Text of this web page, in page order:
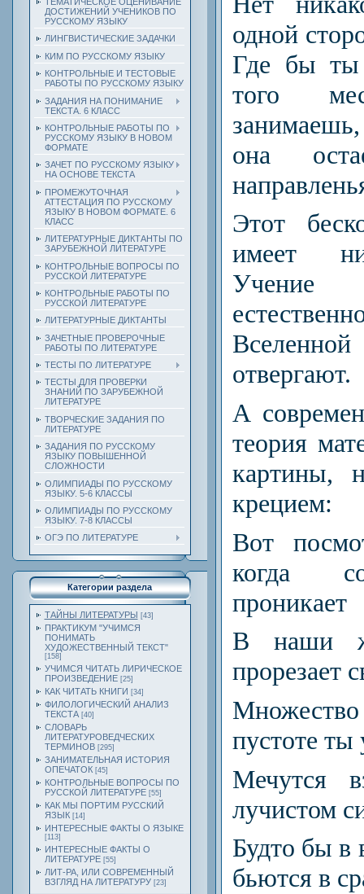
ДОСТИЖЕНИЙ УЧЕНИКОВ ПО
РУССКОМУ ЯЗЫКУ
ЛИНГВИСТИЧЕСКИЕ ЗАДАЧКИ
КИМ ПО РУССКОМУ ЯЗЫКУ
КОНТРОЛЬНЫЕ И ТЕСТОВЫЕ
РАБОТЫ ПО РУССКОМУ ЯЗЫКУ
ЗАДАНИЯ НА ПОНИМАНИЕ
ТЕКСТА. 6 КЛАСС
КОНТРОЛЬНЫЕ РАБОТЫ ПО
РУССКОМУ ЯЗЫКУ В НОВОМ
ФОРМАТЕ
ЗАЧЕТ ПО РУССКОМУ ЯЗЫКУ
НА ОСНОВЕ ТЕКСТА
ПРОМЕЖУТОЧНАЯ
АТТЕСТАЦИЯ ПО РУССКОМУ
ЯЗЫКУ В НОВОМ ФОРМАТЕ. 6
КЛАСС
ЛИТЕРАТУРНЫЕ ДИКТАНТЫ ПО
ЗАРУБЕЖНОЙ ЛИТЕРАТУРЕ
КОНТРОЛЬНЫЕ ВОПРОСЫ ПО
РУССКОЙ ЛИТЕРАТУРЕ
КОНТРОЛЬНЫЕ РАБОТЫ ПО
РУССКОЙ ЛИТЕРАТУРЕ
ЛИТЕРАТУРНЫЕ ДИКТАНТЫ
ЗАЧЕТНЫЕ ПРОВЕРОЧНЫЕ
РАБОТЫ ПО ЛИТЕРАТУРЕ
ТЕСТЫ ПО ЛИТЕРАТУРЕ
ТЕСТЫ ДЛЯ ПРОВЕРКИ
ЗНАНИЙ ПО ЗАРУБЕЖНОЙ
ЛИТЕРАТУРЕ
ТВОРЧЕСКИЕ ЗАДАНИЯ ПО
ЛИТЕРАТУРЕ
ЗАДАНИЯ ПО РУССКОМУ
ЯЗЫКУ ПОВЫШЕННОЙ
СЛОЖНОСТИ
ОЛИМПИАДЫ ПО РУССКОМУ
ЯЗЫКУ. 5-6 КЛАССЫ
ОЛИМПИАДЫ ПО РУССКОМУ
ЯЗЫКУ. 7-8 КЛАССЫ
ОГЭ ПО ЛИТЕРАТУРЕ
Категории раздела
ТАЙНЫ ЛИТЕРАТУРЫ [43]
ПРАКТИКУМ "УЧИМСЯ
ПОНИМАТЬ
ХУДОЖЕСТВЕННЫЙ ТЕКСТ"
[158]
УЧИМСЯ ЧИТАТЬ ЛИРИЧЕСКОЕ
ПРОИЗВЕДЕНИЕ [25]
КАК ЧИТАТЬ КНИГИ [34]
ФИЛОЛОГИЧЕСКИЙ АНАЛИЗ
ТЕКСТА [40]
СЛОВАРЬ
ЛИТЕРАТУРОВЕДЧЕСКИХ
ТЕРМИНОВ [295]
ЗАНИМАТЕЛЬНАЯ ИСТОРИЯ
ОПЕЧАТОК [45]
КОНТРОЛЬНЫЕ ВОПРОСЫ ПО
РУССКОЙ ЛИТЕРАТУРЕ [55]
КАК МЫ ПОРТИМ РУССКИЙ
ЯЗЫК [14]
ИНТЕРЕСНЫЕ ФАКТЫ О ЯЗЫКЕ
[113]
ИНТЕРЕСНЫЕ ФАКТЫ О
ЛИТЕРАТУРЕ [55]
ЛИТ-РА, ИЛИ СОВРЕМЕННЫЙ
ВЗГЛЯД НА ЛИТЕРАТУРУ [23]
одной
Где бы
того
она
Этот
имеет
Учение
отвергают.
А
теория
картины,
крецием:
Вот
когда
проникает
В наши
прорезает
пустоте
Мечутся
лучистом
Будто бы в
бьются в